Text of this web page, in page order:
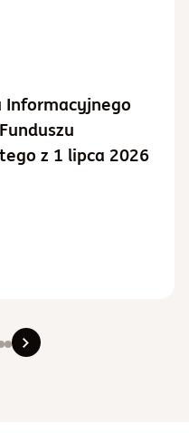
Informacyjnego
z 1 lipca 2026
Prospektu
1 2
Slajd 3
Slajd 4
Slajd 5